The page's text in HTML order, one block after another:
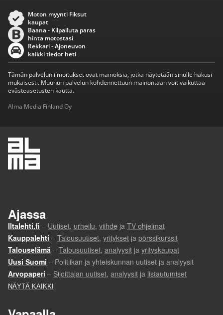
Moton myynti Fiksut
kaupat
Baana - Kilpailuta paras
hinta motostasi
Rekkari - Ajoneuvon
kaikki tiedot heti
Tämän palvelun ilmoitukset ovat mainoksia, jotka näytetään sinulle hakusi
mukaisesti. Muuhun palvelun kohdennettuun mainontaan voit vaikuttaa
evästeasetusten kautta.
Alma Media Finland Oy